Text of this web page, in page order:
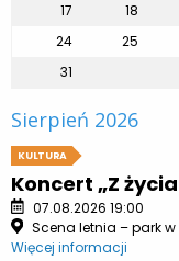
17
18
24
25
31
Sierpień 2026
KULTURA
Koncert „Z
07.08.2026 19:00
Scena letnia – park
Więcej informacji